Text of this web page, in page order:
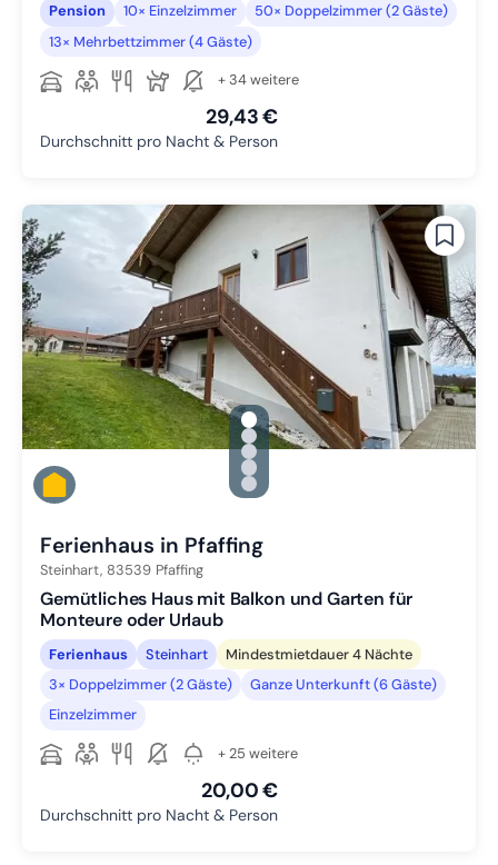
Pension 10× Einzelzimmer
50× Doppelzimmer (2 Gäste)
13× Mehrbettzimmer (4 Gäste)
+ 34 weitere
29,43 €
Durchschnitt pro Nacht & Person
gallery.slide_selector
Zu Slide 1 wechseln
Zu Slide 2 wechseln
Zu Slide 3 wechseln
Zu Slide 4 wechseln
Zu Slide 5 wechseln
Ferienhaus in Pfaffing
Steinhart, 83539 Pfaffing
Gemütliches Haus mit Balkon und Garten für
Monteure oder Urlaub
Ferienhaus Steinhart
Mindestmietdauer 4 Nächte
3× Doppelzimmer (2 Gäste)
Ganze Unterkunft (6 Gäste)
Einzelzimmer
+ 25 weitere
20,00 €
Durchschnitt pro Nacht & Person